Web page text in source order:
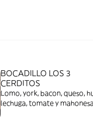
BOCADILLO LOS 3
CERDITOS
Lomo, york, bacon, queso,
lechuga, tomate y